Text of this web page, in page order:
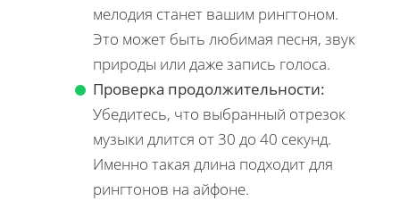
мелодия станет вашим рингтоном.
Это может быть любимая песня, звук
природы или даже запись голоса.
Проверка продолжительности:
Убедитесь, что выбранный отрезок
музыки длится от 30 до 40 секунд.
Именно такая длина подходит для
рингтонов на айфоне.